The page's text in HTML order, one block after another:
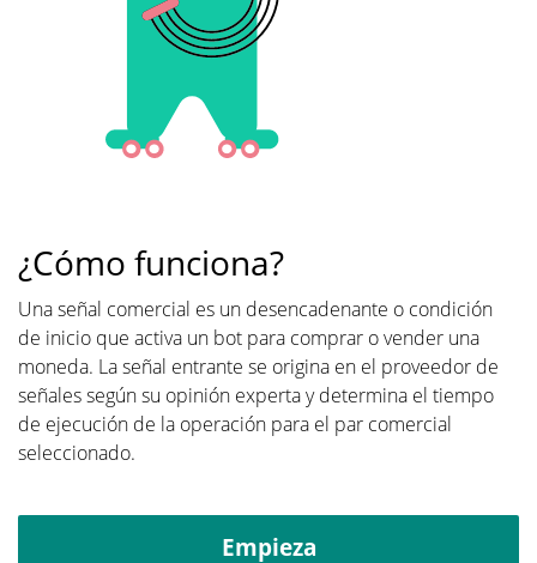
¿Cómo funciona?
Una señal comercial es un desencadenante o condición
de inicio que activa un bot para comprar o vender una
moneda. La señal entrante se origina en el proveedor de
señales según su opinión experta y determina el tiempo
de ejecución de la operación para el par comercial
seleccionado.
Empieza